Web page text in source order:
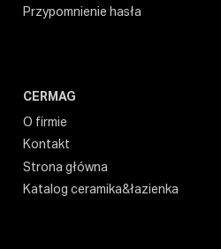
Przypomnienie hasła
CERMAG
O firmie
Kontakt
Strona główna
Katalog ceramika&łazienka